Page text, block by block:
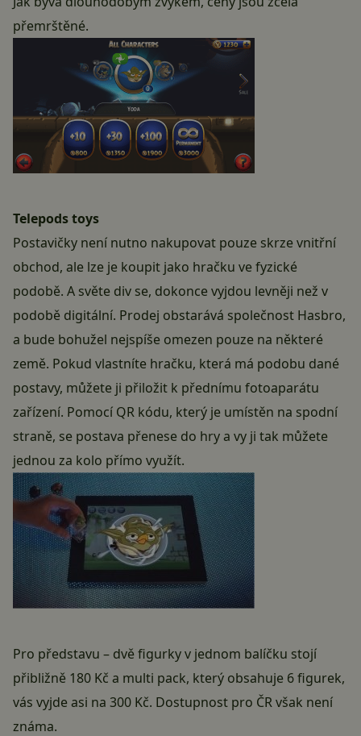
přemrštěné.
Telepods toys
Postavičky není nutno nakupovat pouze skrze vnitřní
obchod, ale lze je koupit jako hračku ve fyzické
podobě. A světe div se, dokonce vyjdou levněji než v
podobě digitální. Prodej obstarává společnost Hasbro,
a bude bohužel nejspíše omezen pouze na některé
země. Pokud vlastníte hračku, která má podobu dané
postavy, můžete ji přiložit k přednímu fotoaparátu
zařízení. Pomocí QR kódu, který je umístěn na spodní
straně, se postava přenese do hry a vy ji tak můžete
jednou za kolo přímo využít.
Pro představu – dvě figurky v jednom balíčku stojí
přibližně 180 Kč a multi pack, který obsahuje 6 figurek,
vás vyjde asi na 300 Kč. Dostupnost pro ČR však není
známa.